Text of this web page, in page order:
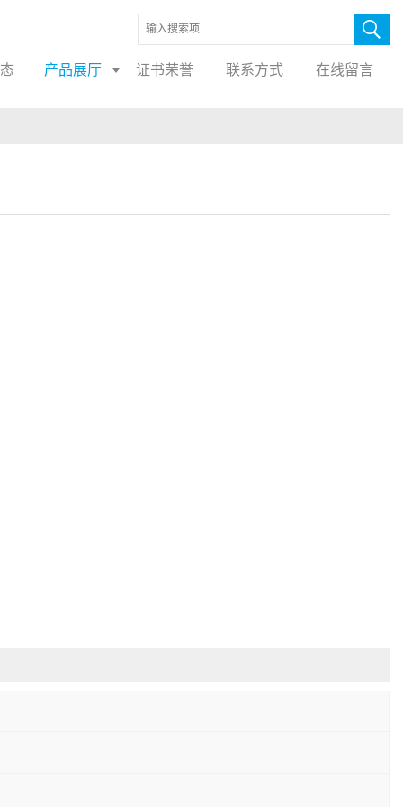
产品展厅 证书荣誉 联系方式 在线留言